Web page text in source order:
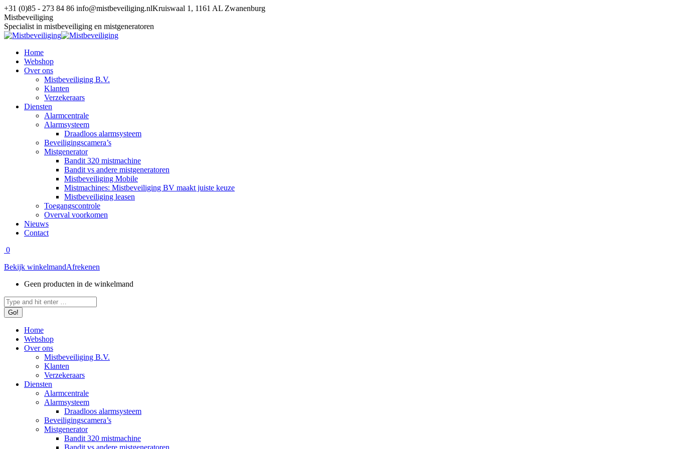
Spring
naar
content
+31 (0)85 - 273 84 86 info@mistbeveiliging.nlKruiswaal 1, 1161 AL Zwanenburg
Facebook
page
opens
new
window
YouTube
page
opens
new
window
X
page
opens
new
window
Mistbeveiliging
Specialist in mistbeveiliging en mistgeneratoren
Home
Webshop
Over ons
Mistbeveiliging B.V.
Klanten
Verzekeraars
Diensten
Alarmcentrale
Alarmsysteem
Draadloos alarmsysteem
Beveiligingscamera’s
Mistgenerator
Bandit 320 mistmachine
Bandit vs andere mistgeneratoren
Mistbeveiliging Mobile
Mistmachines: Mistbeveiliging BV maakt juiste keuze
Mistbeveiliging leasen
Toegangscontrole
Overval voorkomen
Nieuws
Contact
0
Bekijk winkelmandAfrekenen
Geen producten in de winkelmand
Zoeken:
Home
Webshop
Over ons
Mistbeveiliging B.V.
Klanten
Verzekeraars
Diensten
Alarmcentrale
Alarmsysteem
Draadloos alarmsysteem
Beveiligingscamera’s
Mistgenerator
Bandit 320 mistmachine
Bandit vs andere mistgeneratoren